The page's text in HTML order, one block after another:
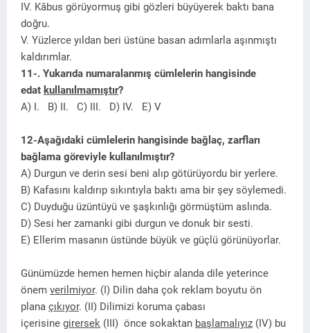
IV. Kâbus görüyormuş gibi gözleri büyüyerek baktı bana
doğru.
V. Yüzlerce yıldan beri üstüne basan adımlarla aşınmıştı
kaldırımlar.
11-. Yukarıda numaralanmış cümlelerin hangisinde
edat kullanılmamıştır?
A) I. B) II. C) III. D) IV. E) V
12-Aşağıdaki cümlelerin hangisinde bağlaç, zarfları
bağlama göreviyle kullanılmıştır?
A) Durgun ve derin sesi beni alıp götürüyordu bir yerlere.
B) Kafasını kaldırıp sıkıntıyla baktı ama bir şey söylemedi.
C) Duyduğu üzüntüyü ve şaşkınlığı görmüştüm aslında.
D) Sesi her zamanki gibi durgun ve donuk bir sesti.
E) Ellerim masanın üstünde büyük ve güçlü görünüyorlar.
Günümüzde hemen hemen hiçbir alanda dile yeterince
önem verilmiyor. (I) Dilin daha çok reklam boyutu ön
plana çıkıyor. (II) Dilimizi koruma çabası
içerisine girersek (III) önce sokaktan başlamalıyız (IV) bu